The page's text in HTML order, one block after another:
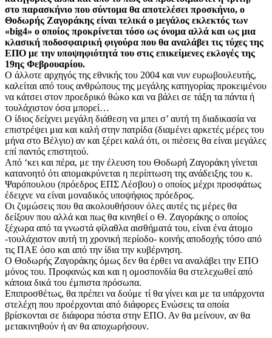
στο παρασκήνιο που σύντομα θα αποτελέσει προσκήνιο, ο
Θοδωρής Ζαγοράκης είναι τελικά ο μεγάλος εκλεκτός των
«big4» ο οποίος προκρίνεται τόσο ως όνομα αλλά και ως μια
κλασική ποδοσφαιρική φιγούρα που θα αναλάβει τις τύχες της
ΕΠΟ με την υποψηφιότητά του στις επικείμενες εκλογές της
19ης Φεβρουαρίου.
Ο άλλοτε αρχηγός της εθνικής του 2004 και νυν ευρωβουλευτής,
καλείται από τους ανθρώπους της μεγάλης κατηγορίας προκειμένου
να κάτσει στον προεδρικό θώκο και να βάλει σε τάξη τα πάντα ή
τουλάχιστον όσα μπορεί…
Ο ίδιος δείχνει μεγάλη διάθεση να μπει σ’ αυτή τη διαδικασία να
επιστρέψει μια και καλή στην πατρίδα (διαμένει αρκετές μέρες του
μήνα στο Βέλγιο) αν και ξέρει καλά ότι, οι πιέσεις θα είναι μεγάλες
επί παντός επιστητού.
Από ‘κει και πέρα, με την έλευση του Θοδωρή Ζαγοράκη γίνεται
κατανοητό ότι απομακρύνεται η περίπτωση της ανάδειξης του κ.
Ψαρόπουλου (πρόεδρος ΕΠΣ Λέσβου) ο οποίος μέχρι προσφάτως
έδειχνε να είναι μοναδικός υποψήφιος πρόεδρος.
Οι ζυμώσεις που θα ακολουθήσουν όλες αυτές τις μέρες θα
δείξουν που αλλά και πως θα κινηθεί ο Θ. Ζαγοράκης ο οποίος
ξέχωρα από τα γνωστά φίλαθλα αισθήματά του, είναι ένα άτομο
-τουλάχιστον αυτή τη χρονική περίοδο- κοινής αποδοχής τόσο από
τις ΠΑΕ όσο και από την ίδια την κυβέρνηση.
Ο Θοδωρής Ζαγοράκης όμως δεν θα έρθει να αναλάβει την ΕΠΟ
μόνος του. Προφανώς και και η ομοσπονδία θα στελεχωθεί από
κάποια δικά του έμπιστα πρόσωπα.
Επιπροσθέτως, θα πρέπει να δούμε τί θα γίνει και με τα υπάρχοντα
στελέχη που προέρχονται από διάφορες Ενώσεις τα οποία
βρίσκονται σε διάφορα πόστα στην ΕΠΟ. Αν θα μείνουν, αν θα
μετακινηθούν ή αν θα αποχωρήσουν.